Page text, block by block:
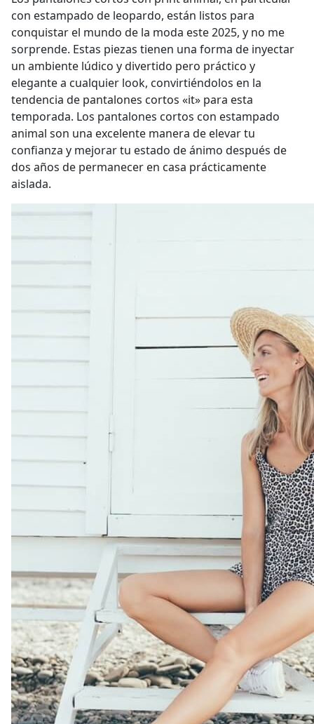
con estampado de leopardo, están listos para
conquistar el mundo de la moda este 2025, y no me
sorprende. Estas piezas tienen una forma de inyectar
un ambiente lúdico y divertido pero práctico y
elegante a cualquier look, convirtiéndolos en la
tendencia de pantalones cortos «it» para esta
temporada. Los pantalones cortos con estampado
animal son una excelente manera de elevar tu
confianza y mejorar tu estado de ánimo después de
dos años de permanecer en casa prácticamente
aislada.